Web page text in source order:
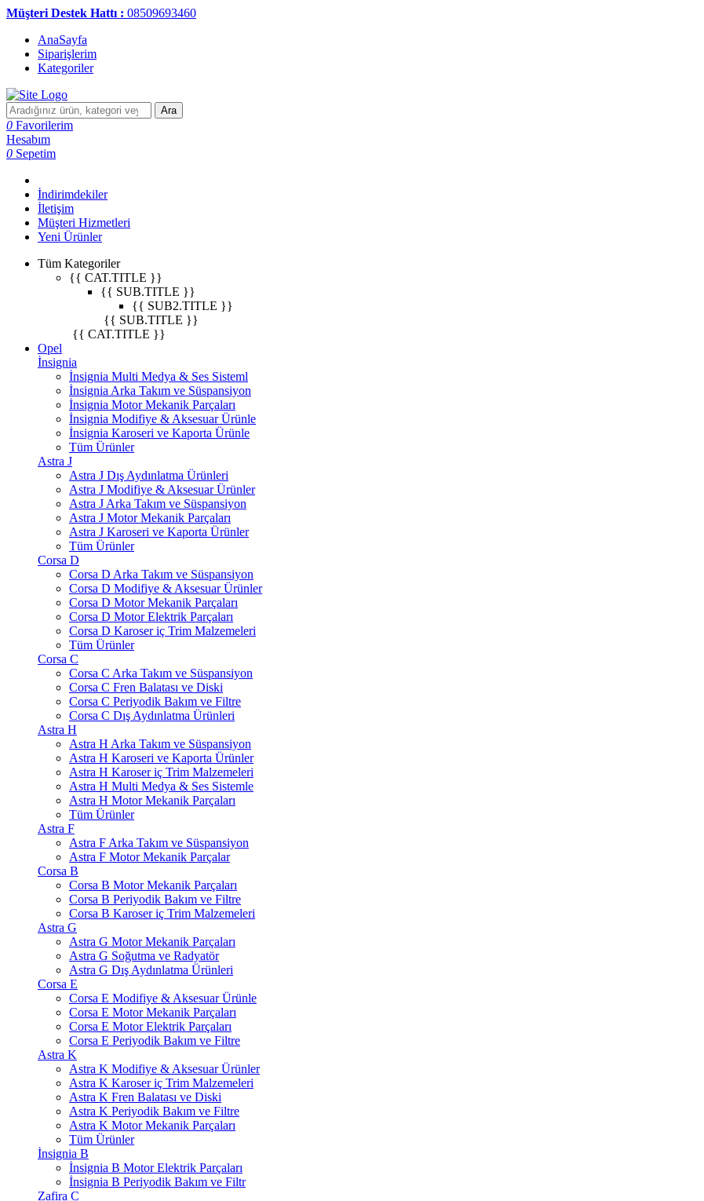
Müşteri Destek Hattı : 08509693460
AnaSayfa
Siparişlerim
Kategoriler
Ara
0 Favorilerim
Hesabım
0 Sepetim
İndirimdekiler
İletişim
Müşteri Hizmetleri
Yeni Ürünler
Tüm Kategoriler
{{ CAT.TITLE }}
{{ SUB.TITLE }}
{{ SUB2.TITLE }}
{{ SUB.TITLE }}
{{ CAT.TITLE }}
Opel
İnsignia
İnsignia Multi Medya & Ses Sisteml
İnsignia Arka Takım ve Süspansiyon
İnsignia Motor Mekanik Parçaları
İnsignia Modifiye & Aksesuar Ürünle
İnsignia Karoseri ve Kaporta Ürünle
Tüm Ürünler
Astra J
Astra J Dış Aydınlatma Ürünleri
Astra J Modifiye & Aksesuar Ürünler
Astra J Arka Takım ve Süspansiyon
Astra J Motor Mekanik Parçaları
Astra J Karoseri ve Kaporta Ürünler
Tüm Ürünler
Corsa D
Corsa D Arka Takım ve Süspansiyon
Corsa D Modifiye & Aksesuar Ürünler
Corsa D Motor Mekanik Parçaları
Corsa D Motor Elektrik Parçaları
Corsa D Karoser iç Trim Malzemeleri
Tüm Ürünler
Corsa C
Corsa C Arka Takım ve Süspansiyon
Corsa C Fren Balatası ve Diski
Corsa C Periyodik Bakım ve Filtre
Corsa C Dış Aydınlatma Ürünleri
Astra H
Astra H Arka Takım ve Süspansiyon
Astra H Karoseri ve Kaporta Ürünler
Astra H Karoser iç Trim Malzemeleri
Astra H Multi Medya & Ses Sistemle
Astra H Motor Mekanik Parçaları
Tüm Ürünler
Astra F
Astra F Arka Takım ve Süspansiyon
Astra F Motor Mekanik Parçalar
Corsa B
Corsa B Motor Mekanik Parçaları
Corsa B Periyodik Bakım ve Filtre
Corsa B Karoser iç Trim Malzemeleri
Astra G
Astra G Motor Mekanik Parçaları
Astra G Soğutma ve Radyatör
Astra G Dış Aydınlatma Ürünleri
Corsa E
Corsa E Modifiye & Aksesuar Ürünle
Corsa E Motor Mekanik Parçaları
Corsa E Motor Elektrik Parçaları
Corsa E Periyodik Bakım ve Filtre
Astra K
Astra K Modifiye & Aksesuar Ürünler
Astra K Karoser iç Trim Malzemeleri
Astra K Fren Balatası ve Diski
Astra K Periyodik Bakım ve Filtre
Astra K Motor Mekanik Parçaları
Tüm Ürünler
İnsignia B
İnsignia B Motor Elektrik Parçaları
İnsignia B Periyodik Bakım ve Filtr
Zafira C